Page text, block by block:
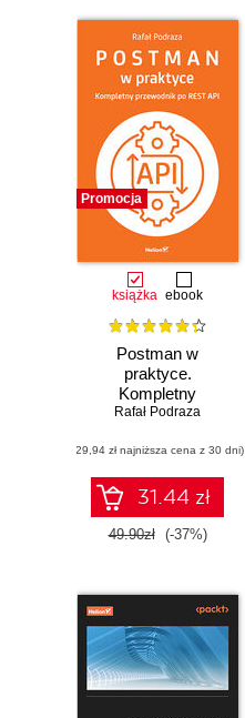
Promocja
książka ebook
Postman w
praktyce.
Kompletny
przewodnik po
Rafał Podraza
(29,94 zł najniższa cena z 30 dni)
31.44 zł
49.90zł (-37%)